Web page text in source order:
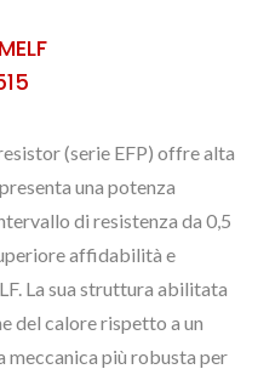
(serie EFP) offre alta
una potenza
di resistenza da 0,5
affidabilità e
La sua struttura abilitata
del calore rispetto a un
meccanica più robusta per